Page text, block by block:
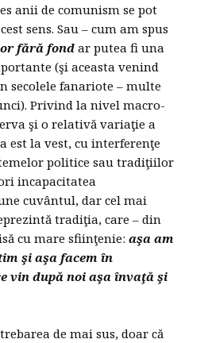
anii de comunism se pot
sens. Sau – cum am spus
fără fond ar putea fi una
(şi aceasta venind
secolele fanariote – multe
Privind la nivel macro-
şi o relativă variaţie a
est la vest, cu interferenţe
politice sau tradiţiilor
incapacitatea
cuvântul, dar cel mai
tradiţia, care – din
cu mare sfiinţenie:aşa am
şi aşa facem în
vin după noi aşa învaţă şi
de mai sus, doar că